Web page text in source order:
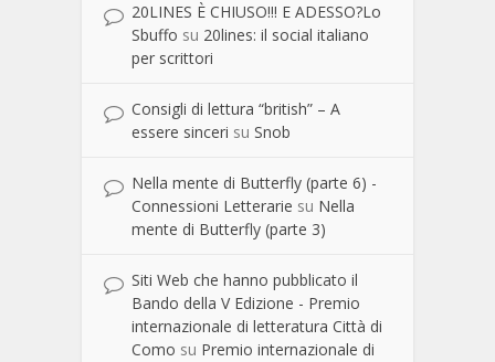
20LINES È CHIUSO!!! E ADESSO?Lo
Sbuffo su 20lines: il social italiano
per scrittori
Consigli di lettura “british” – A
essere sinceri su Snob
Nella mente di Butterfly (parte 6) -
Connessioni Letterarie su Nella
mente di Butterfly (parte 3)
Siti Web che hanno pubblicato il
Bando della V Edizione - Premio
internazionale di letteratura Città di
Como su Premio internazionale di